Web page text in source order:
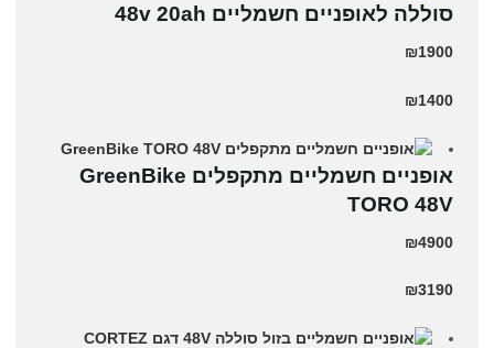
סוללה לאופניים חשמליים 48v 20ah
₪1900
₪1400
אופניים חשמליים מתקפלים GreenBike
TORO 48V
₪4900
₪3190